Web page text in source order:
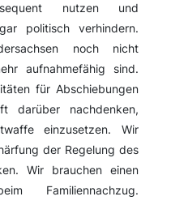
nutzen und
politisch verhindern.
noch nicht
aufnahmefähig sind.
für Abschiebungen
darüber nachdenken,
einzusetzen. Wir
der Regelung des
Wir brauchen einen
Familiennachzug.